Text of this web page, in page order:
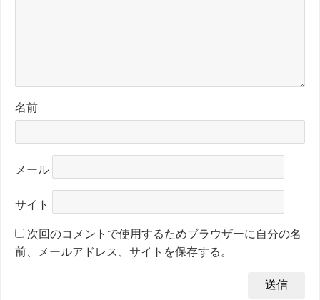
名前
メール
サイト
次回のコメントで使用するためブラウザーに自分の名
前、メールアドレス、サイトを保存する。